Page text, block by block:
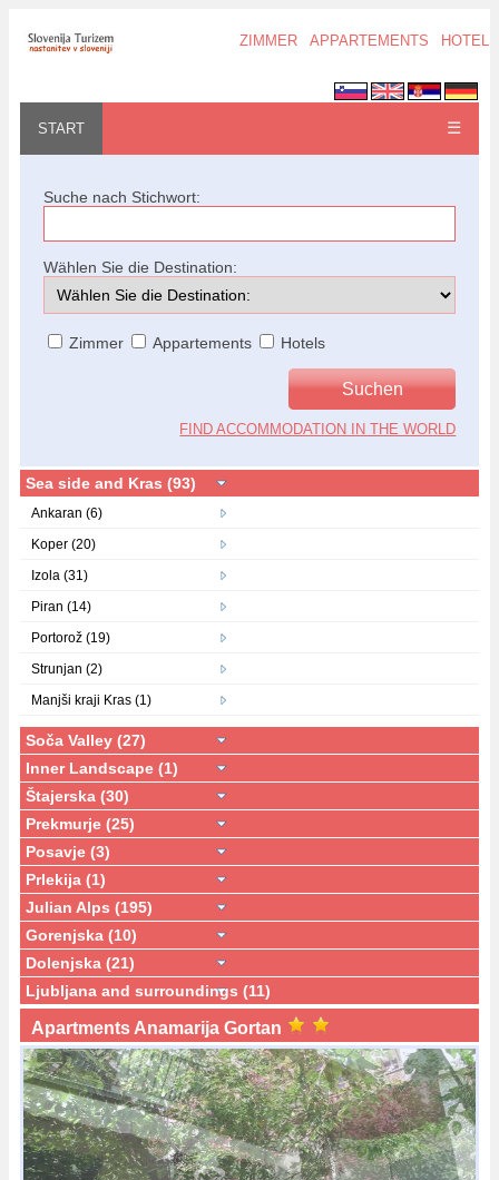
ZIMMER APPARTEMENTS HOTELS
START ☰
Suche nach Stichwort:
Wählen Sie die Destination:
Zimmer Appartements Hotels
FIND ACCOMMODATION IN THE WORLD
Sea side and Kras (93)
Ankaran (6)
Koper (20)
Izola (31)
Piran (14)
Portorož (19)
Strunjan (2)
Manjši kraji Kras (1)
Soča Valley (27)
Inner Landscape (1)
Štajerska (30)
Prekmurje (25)
Posavje (3)
Prlekija (1)
Julian Alps (195)
Gorenjska (10)
Dolenjska (21)
Ljubljana and surroundings (11)
Apartments Anamarija Gortan